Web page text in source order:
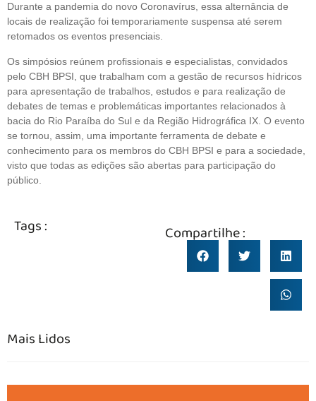
Durante a pandemia do novo Coronavírus, essa alternância de
locais de realização foi temporariamente suspensa até serem
retomados os eventos presenciais.
Os simpósios reúnem profissionais e especialistas, convidados
pelo CBH BPSI, que trabalham com a gestão de recursos hídricos
para apresentação de trabalhos, estudos e para realização de
debates de temas e problemáticas importantes relacionados à
bacia do Rio Paraíba do Sul e da Região Hidrográfica IX. O evento
se tornou, assim, uma importante ferramenta de debate e
conhecimento para os membros do CBH BPSI e para a sociedade,
visto que todas as edições são abertas para participação do
público.
Tags : Compartilhe :
Mais Lidos